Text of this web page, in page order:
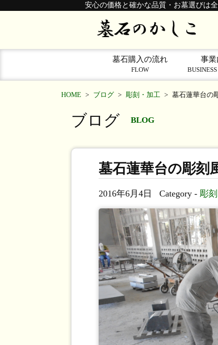
安心の価格と確かな品質・お墓選びは
墓石購入の流れ
FLOW
事業
HOME > ブログ > 彫刻・加工 > 墓石蓮華台の
ブログ BLOG
墓石蓮華台の彫刻
2016年6月4日 Category - 彫